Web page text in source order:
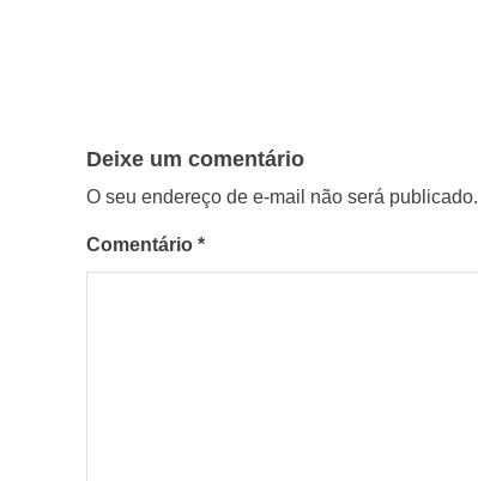
Deixe um comentário
O seu endereço de e-mail não será publicado.
Comentário *